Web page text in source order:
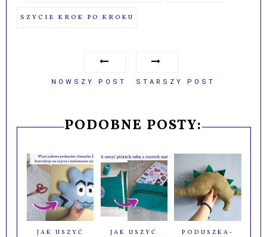
SZYCIE KROK PO KROKU
NOWSZY POST STARSZY POST
PODOBNE POSTY:
JAK USZYĆ
JAK USZYĆ
PODUSZKA-